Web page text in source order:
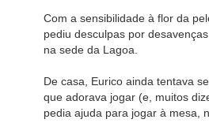
Com a sensibilidade à flor da
pediu desculpas por
na sede da Lagoa.
De casa, Eurico ainda tentava
que adorava jogar (e, muitos
pedia ajuda para jogar à mesa,